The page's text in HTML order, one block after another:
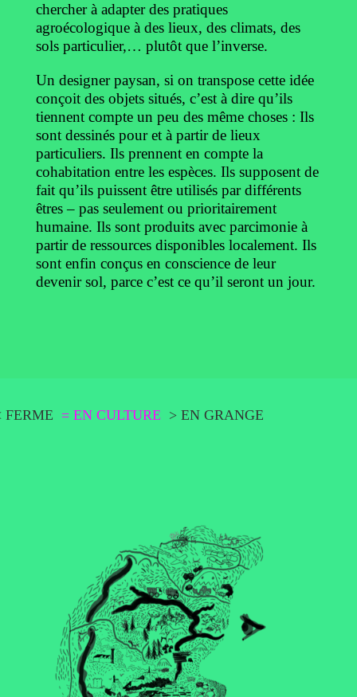
chercher à adapter des pratiques
agroécologique à des lieux, des climats, des
sols particulier,… plutôt que l’inverse.
Un designer paysan, si on transpose cette idée
conçoit des objets situés, c’est à dire qu’ils
tiennent compte un peu des même choses : Ils
sont dessinés pour et à partir de lieux
particuliers. Ils prennent en compte la
cohabitation entre les espèces. Ils supposent de
fait qu’ils puissent être utilisés par différents
êtres – pas seulement ou prioritairement
humaine. Ils sont produits avec parcimonie à
partir de ressources disponibles localement. Ils
sont enfin conçus en conscience de leur
devenir sol, parce c’est ce qu’il seront un jour.
FERME = EN CULTURE > EN GRANGE